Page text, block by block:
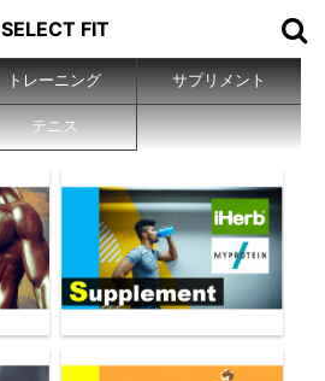
SELECT FIT
トレーニング サプリメント
テニス